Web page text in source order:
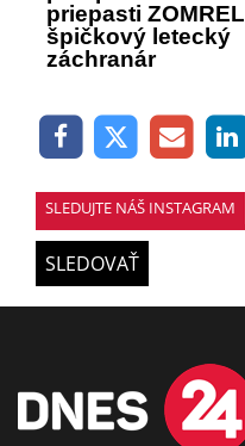
priepasti ZOMREL
špičkový letecký
záchranár
SLEDUJTE NÁŠ INSTAGRAM
SLEDOVAŤ